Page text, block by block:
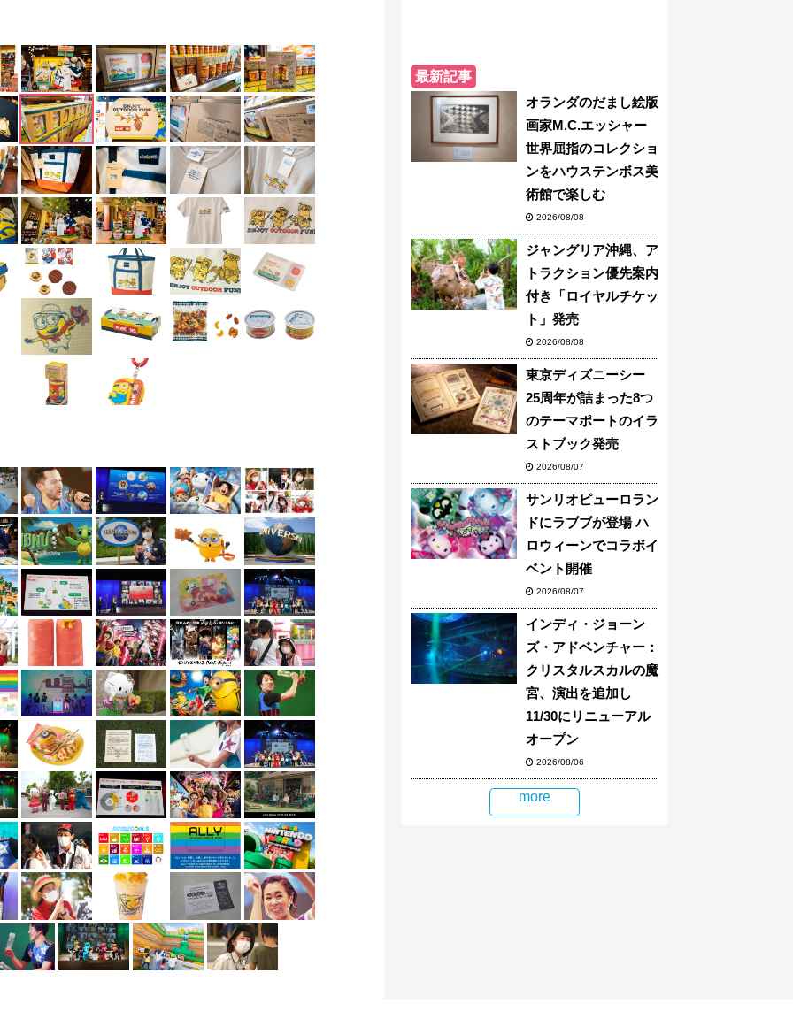
最新記事
オランダのだまし絵版
画家M.C.エッシャー
世界屈指のコレクショ
ンをハウステンボス美
術館で楽しむ
2026/08/08
ジャングリア沖縄、ア
トラクション優先案内
付き「ロイヤルチケッ
ト」発売
2026/08/08
東京ディズニーシー
25周年が詰まった8つ
のテーマポートのイラ
ストブック発売
2026/08/07
サンリオピューロラン
ドにラブブが登場 ハ
ロウィーンでコラボイ
ベント開催
2026/08/07
インディ・ジョーン
ズ・アドベンチャー：
クリスタルスカルの魔
宮、演出を追加し
11/30にリニューアル
オープン
2026/08/06
more